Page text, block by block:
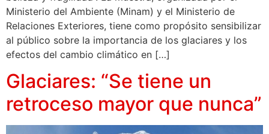
Ministerio del Ambiente (Minam) y el Ministerio de
Relaciones Exteriores, tiene como propósito sensibilizar
al público sobre la importancia de los glaciares y los
efectos del cambio climático en […]
Glaciares: “Se tiene un
retroceso mayor que nunca”